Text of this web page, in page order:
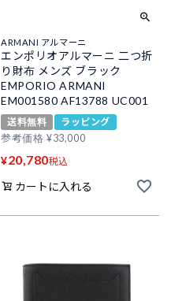
ARMANI アルマーニ
エンポリオアルマーニ 二つ折
り財布 メンズ ブラック
EMPORIO ARMANI
EM001580 AF13788 UC001
送料無料
ラッピング
参考価格 ¥33,000
¥20,780税込
カートに入れる